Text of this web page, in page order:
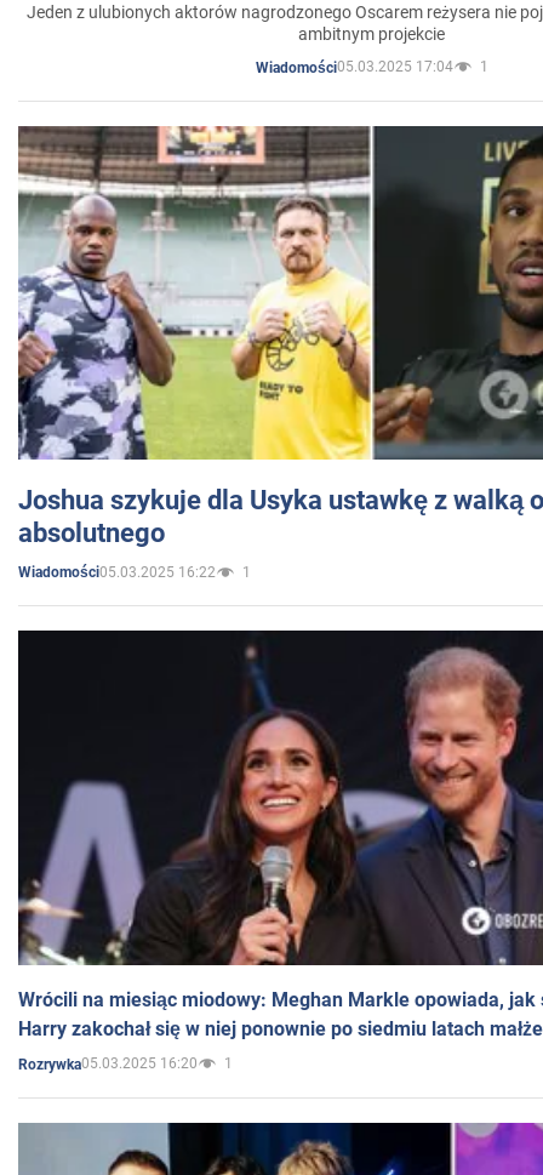
Jeden z ulubionych aktorów nagrodzonego Oscarem reżysera nie
ambitnym projekcie
Wiadomości05.03.2025 17:04 1
Joshua szykuje dla Usyka ustawkę z walką
absolutnego
Wiadomości05.03.2025 16:22 1
Wrócili na miesiąc miodowy: Meghan Markle opowiada, jak
Harry zakochał się w niej ponownie po siedmiu latach
Rozrywka05.03.2025 16:20 1